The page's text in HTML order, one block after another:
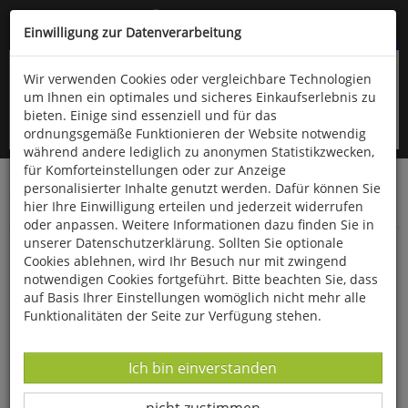
Kompletten Head der Seite überspringen
oder (06766) 9323-960
Startseite Bücher
Limpert Verlag
Kindergarten, Schule- und Vereinssport
Spiele
Erfolgreiche Koordinationsspiele
Einwilligung zur Datenverarbeitung
Wir verwenden Cookies oder vergleichbare Technologien
um Ihnen ein optimales und sicheres Einkaufserlebnis zu
bieten. Einige sind essenziell und für das
ordnungsgemäße Funktionieren der Website notwendig
während andere lediglich zu anonymen Statistikzwecken,
für Komforteinstellungen oder zur Anzeige
personalisierter Inhalte genutzt werden. Dafür können Sie
hier Ihre Einwilligung erteilen und jederzeit widerrufen
oder anpassen. Weitere Informationen dazu finden Sie in
unserer Datenschutzerklärung. Sollten Sie optionale
Cookies ablehnen, wird Ihr Besuch nur mit zwingend
notwendigen Cookies fortgeführt. Bitte beachten Sie, dass
auf Basis Ihrer Einstellungen womöglich nicht mehr alle
Funktionalitäten der Seite zur Verfügung stehen.
Datenverarbeitung -
Ich bin einverstanden